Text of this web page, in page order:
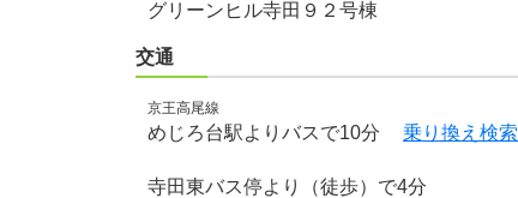
グリーンヒル寺田９２号棟
交通
京王高尾線
めじろ台駅よりバスで10分 乗り換え検索
寺田東バス停より（徒歩）で4分